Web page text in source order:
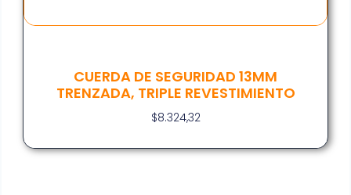
CUERDA DE SEGURIDAD 13MM
TRENZADA, TRIPLE REVESTIMIENTO
$8.324,32